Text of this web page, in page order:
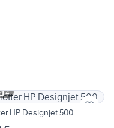
4
HP Designjet 500